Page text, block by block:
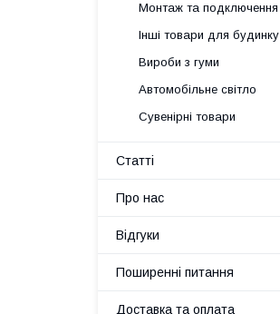
Монтаж та подключення
Інші товари для будинку
Вироби з гуми
Автомобільне світло
Сувенірні товари
Статті
Про нас
Відгуки
Поширенні питання
Доставка та оплата